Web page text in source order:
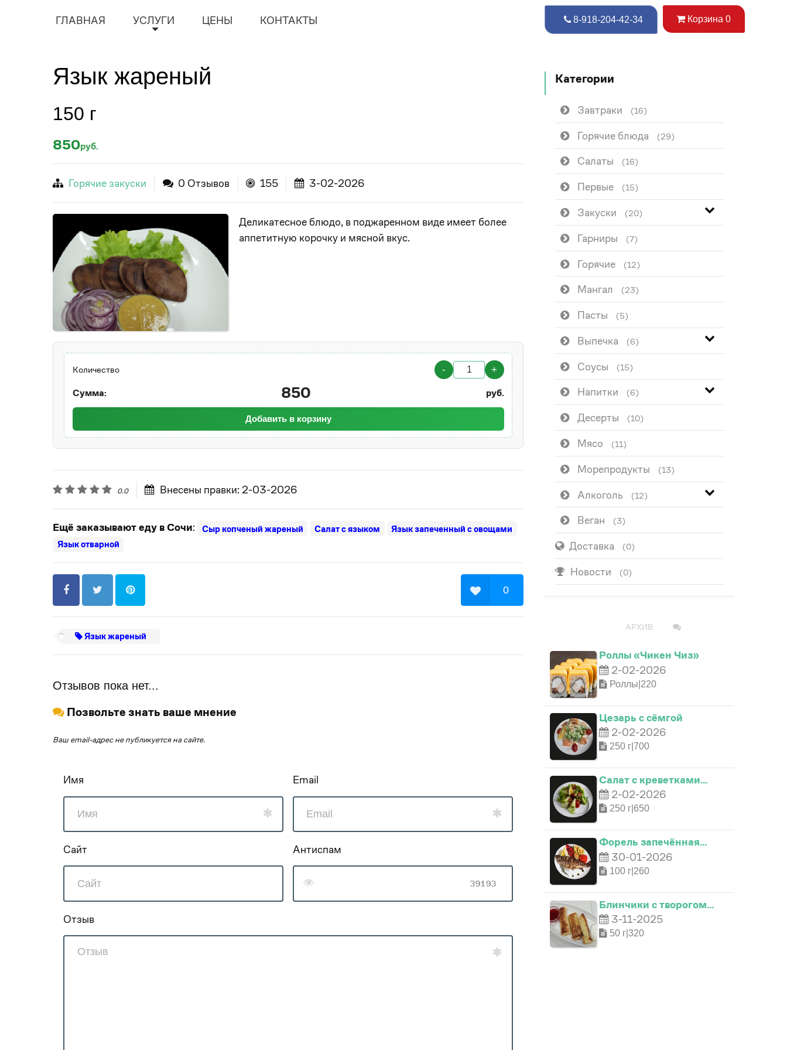
Корзина 0
8-918-204-42-34
ГЛАВНАЯ УСЛУГИ ЦЕНЫ КОНТАКТЫ
Язык жареный
150 г
850руб.
Горячие закуски 0 Отзывов 155 3-02-2026
Деликатесное блюдо, в поджаренном виде имеет более
аппетитную корочку и мясной вкус.
Количество - +
Сумма: 850 руб.
Добавить в корзину
0.0 Внесены правки: 2-03-2026
Ещё заказывают еду в Сочи: Сыр копченый жареный Салат с языком
Язык запеченный с овощами
Язык отварной
0
Язык жареный
Отзывов пока нет...
Позвольте знать ваше мнение
Ваш email-адрес не публикуется на сайте.
Имя Email
Сайт Антиспам
Отзыв
Категории
Завтраки (16)
Горячие блюда (29)
Салаты (16)
Первые (15)
Закуски (20)
Гарниры (7)
Горячие (12)
Мангал (23)
Пасты (5)
Выпечка (6)
Соусы (15)
Напитки (6)
Десерты (10)
Мясо (11)
Морепродукты (13)
Алкоголь (12)
Веган (3)
Доставка (0)
Новости (0)
АРХИВ
Роллы «Чикен Чиз»
2-02-2026
Роллы|220
Цезарь с сёмгой
2-02-2026
250 г|700
Салат с креветками…
2-02-2026
250 г|650
Форель запечённая…
30-01-2026
100 г|260
Блинчики с творогом…
3-11-2025
50 г|320